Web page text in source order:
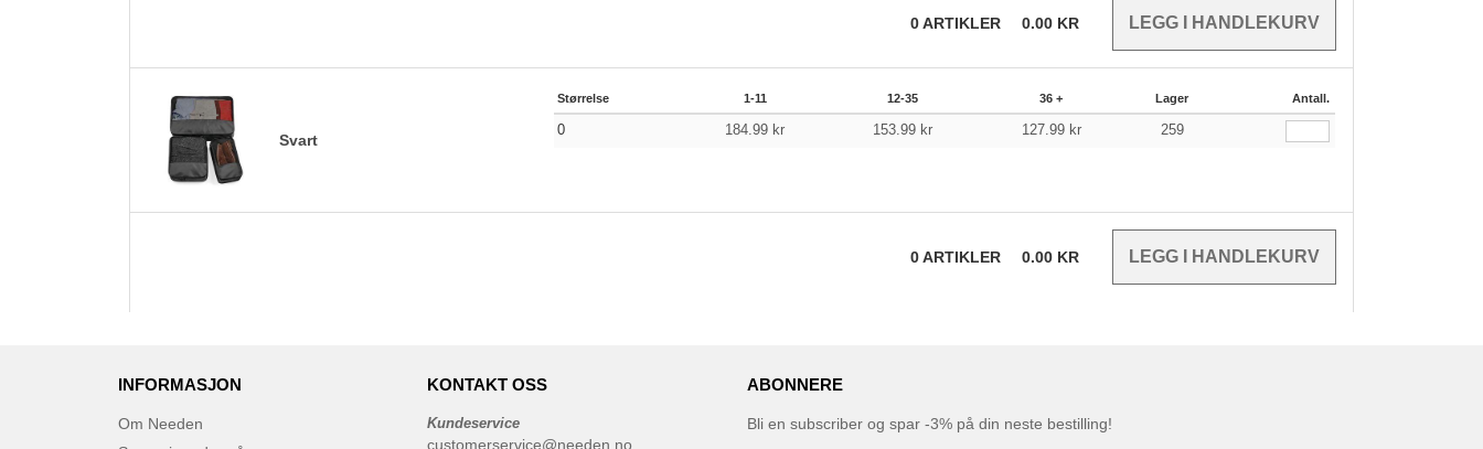
0ARTIKLER 0.00 KR
Svart
Størrelse 1-11 12-35 36 + Lager Antall.
0 184.99 kr 153.99 kr 127.99 kr 259
0ARTIKLER 0.00 KR
INFORMASJON
Om Needen
KONTAKT OSS
Kundeservice
customerservice@needen.no
ABONNERE
Bli en subscriber og spar -3% på din neste bestilling!